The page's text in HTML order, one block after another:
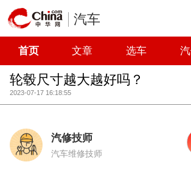
汽车
首页 文章 选车
轮毂尺寸越大越好吗？
2023-07-17 16:18:55
汽修技师
汽车维修技师